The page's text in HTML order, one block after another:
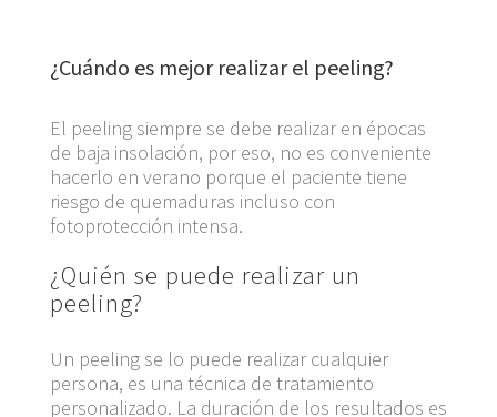
¿Cuándo es mejor realizar el peeling?
El peeling siempre se debe realizar en épocas
de baja insolación, por eso, no es conveniente
hacerlo en verano porque el paciente tiene
riesgo de quemaduras incluso con
fotoprotección intensa.
¿Quién se puede realizar un
peeling?
Un peeling se lo puede realizar cualquier
persona, es una técnica de tratamiento
personalizado. La duración de los resultados es